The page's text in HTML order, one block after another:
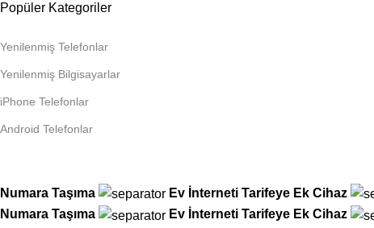
Popüler Kategoriler
Yenilenmiş Telefonlar
Yenilenmiş Bilgisayarlar
iPhone Telefonlar
Android Telefonlar
Numara Taşıma Ev İnterneti Tarifeye Ek Cihaz
Numara Taşıma
Ev İnterneti Tarifeye Ek Cihaz